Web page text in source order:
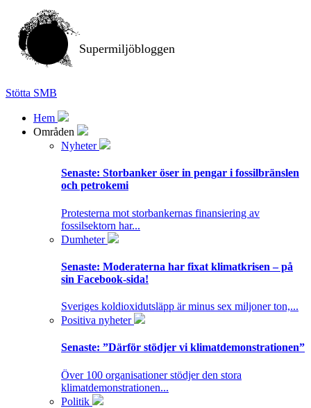
Supermiljöbloggen
Stötta SMB
Hem
Områden
Nyheter
Senaste: Storbanker öser in pengar i fossilbränslen
och petrokemi
Protesterna mot storbankernas finansiering av
fossilsektorn har...
Dumheter
Senaste: Moderaterna har fixat klimatkrisen – på
sin Facebook-sida!
Sveriges koldioxidutsläpp är minus sex miljoner ton,...
Positiva nyheter
Senaste: ”Därför stödjer vi klimatdemonstrationen”
Över 100 organisationer stödjer den stora
klimatdemonstrationen...
Politik